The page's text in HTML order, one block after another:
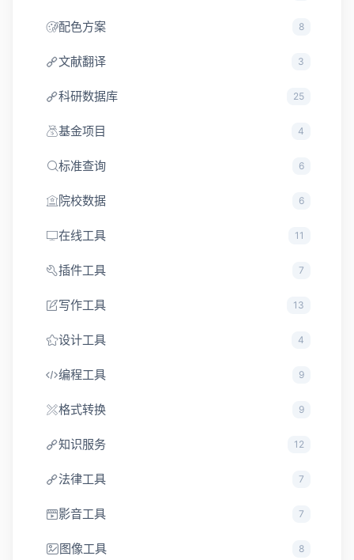
配色方案 8
文献翻译 3
科研数据库 25
基金项目 4
标准查询 6
院校数据 6
在线工具 11
插件工具 7
写作工具 13
设计工具 4
编程工具 9
格式转换 9
知识服务 12
法律工具 7
影音工具 7
图像工具 8